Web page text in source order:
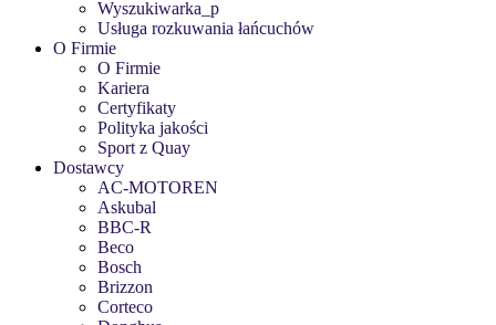
Wyszukiwarka_p
Usługa rozkuwania łańcuchów
O Firmie
O Firmie
Kariera
Certyfikaty
Polityka jakości
Sport z Quay
Dostawcy
AC-MOTOREN
Askubal
BBC-R
Beco
Bosch
Brizzon
Corteco